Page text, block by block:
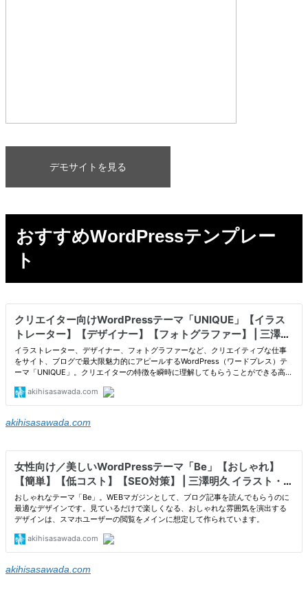
デモサイトを見る
おすすめWordPressテンプレー
ト
akihisasawada.com
akihisasawada.com